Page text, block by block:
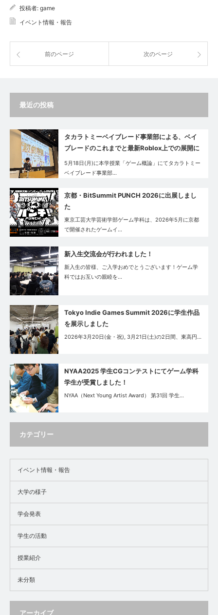
投稿者: game
イベント情報・報告
前のページ 次のページ
最近の投稿
タカラトミーベイブレード事業部による、ベイ
ブレードのこれまでと最新Roblox上での展開に
ついてのゲスト講義が実施されました
5月18日(月)に本学授業「ゲーム概論」にてタカラトミー
ベイブレード事業部…
京都・BitSummit PUNCH 2026に出展しまし
た
東京工芸大学芸術学部ゲーム学科は、2026年5月に京都
で開催されたゲームイ…
新入生交流会が行われました！
新入生の皆様、ご入学おめでとうございます！ゲーム学
科ではお互いの親睦を…
Tokyo Indie Games Summit 2026に学生作品
を展示しました
2026年3月20日(金・祝), 3月21日(土)の2日間、東高円…
NYAA2025 学生CGコンテストにてゲーム学科
学生が受賞しました！
NYAA（Next Young Artist Award） 第31回 学生…
カテゴリー
イベント情報・報告
大学の様子
学会発表
学生の活動
授業紹介
未分類
アーカイブ